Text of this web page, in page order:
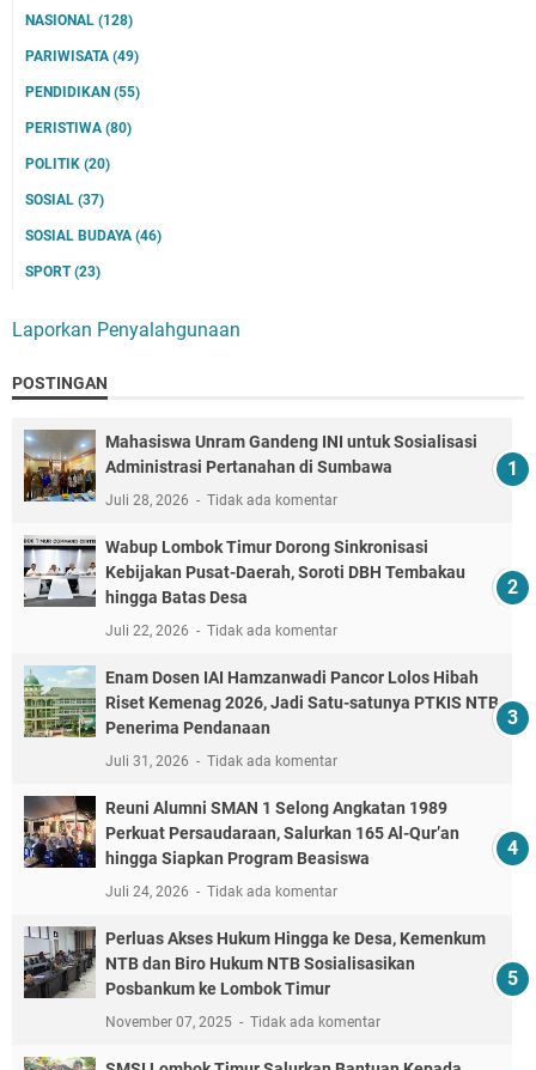
NASIONAL (128)
PARIWISATA (49)
PENDIDIKAN (55)
PERISTIWA (80)
POLITIK (20)
SOSIAL (37)
SOSIAL BUDAYA (46)
SPORT(23)
Laporkan Penyalahgunaan
POSTINGAN
Mahasiswa Unram Gandeng INI untuk Sosialisasi
Administrasi Pertanahan di Sumbawa
Juli 28, 2026 Tidak ada komentar
Wabup Lombok Timur Dorong Sinkronisasi
Kebijakan Pusat-Daerah, Soroti DBH Tembakau
hingga Batas Desa
Juli 22, 2026 Tidak ada komentar
Enam Dosen IAI Hamzanwadi Pancor Lolos Hibah
Riset Kemenag 2026, Jadi Satu-satunya PTKIS NTB
Penerima Pendanaan
Juli 31, 2026 Tidak ada komentar
Reuni Alumni SMAN 1 Selong Angkatan 1989
Perkuat Persaudaraan, Salurkan 165 Al-Qur’an
hingga Siapkan Program Beasiswa
Juli 24, 2026 Tidak ada komentar
Perluas Akses Hukum Hingga ke Desa, Kemenkum
NTB dan Biro Hukum NTB Sosialisasikan
Posbankum ke Lombok Timur
November 07, 2025 Tidak ada komentar